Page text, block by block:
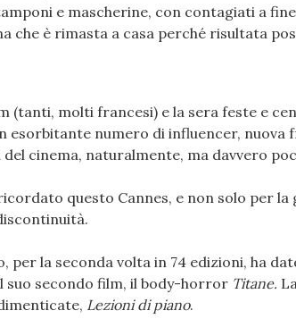
e mascherine, con contagiati a
che è rimasta a casa perché risultata
(tanti, molti francesi) e la sera feste e
esorbitante numero di influencer,
cinema, naturalmente, ma davvero
questo Cannes, e non solo per la
per la seconda volta in 74 edizioni, ha
suo secondo film, il body-horror Titane.
Lezioni di piano.